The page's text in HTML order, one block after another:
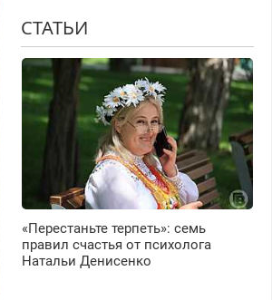
СТАТЬИ
«Перестаньте терпеть»: семь
правил счастья от психолога
Натальи Денисенко